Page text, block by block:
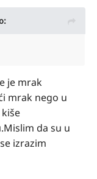
je mrak
mrak nego u
da su u
izrazim